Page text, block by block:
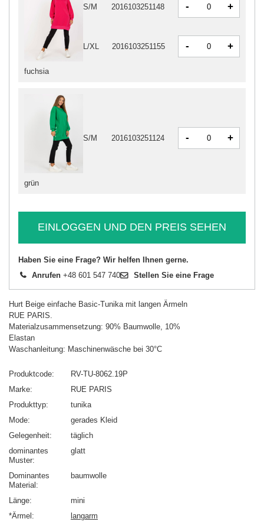
fuchsia
S/M 2016103251148 - +
L/XL 2016103251155 - +
grün
S/M 2016103251124 - +
EINLOGGEN UND DEN PREIS SEHEN
Haben Sie eine Frage? Wir helfen Ihnen gerne.
Anrufen +48 601 547 740 Stellen Sie eine Frage
Hurt Beige einfache Basic-Tunika mit langen Ärmeln
RUE PARIS.
Materialzusammensetzung: 90% Baumwolle, 10%
Elastan
Waschanleitung: Maschinenwäsche bei 30°C
Produktcode
RV-TU-8062.19P
Marke
RUE PARIS
Produkttyp
tunika
Mode
gerades Kleid
Gelegenheit
täglich
dominantes
Muster
glatt
Dominantes
Material
baumwolle
Länge
mini
*Ärmel
langarm